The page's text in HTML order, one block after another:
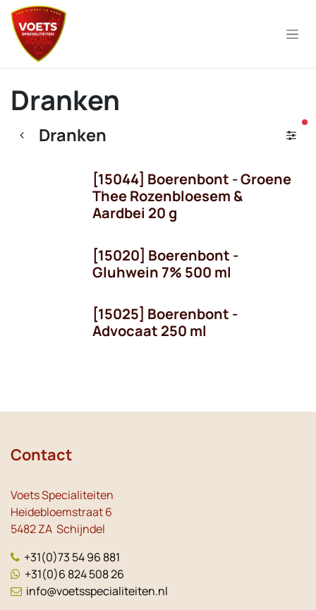
Overslaan naar inhoud
Dranken
Dranken
[15044] Boerenbont - Groene
Thee Rozenbloesem &
Aardbei 20 g
[15020] Boerenbont -
Gluhwein 7% 500 ml
[15025] Boerenbont -
Advocaat 250 ml
Contact
Voets Specialiteiten
Heidebloemstraat 6
5482 ZA Schijndel
+31(0)73 54 96 881
+31(0)6 824 508 26
info@voetsspecialiteiten.nl